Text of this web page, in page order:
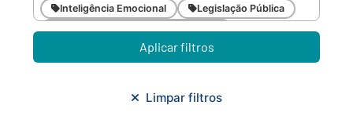
Inteligência Emocional
Legislação Pública
Meio Ambiente e Sustentabilidade
Metodologias Ágeis
Orçamento e Finanças
Planejamento Urbano/Mobilidade
Aplicar filtros
Limpar filtros